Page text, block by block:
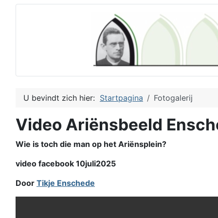
U bevindt zich hier: Startpagina Fotogalerij
Video Ariënsbeeld
Wie is toch die man op het Ariënsplein?
video facebook 10juli2025
Door Tikje Enschede